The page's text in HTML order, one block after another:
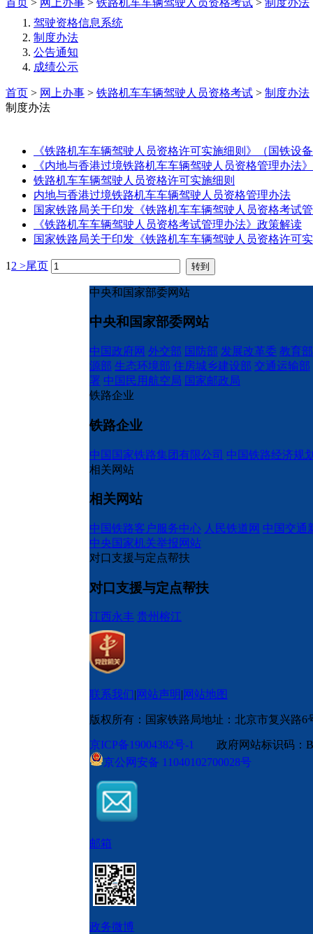
首页 > 网上办事 > 铁路机车车辆驾驶人员资格考试 > 制度办法
驾驶资格信息系统
制度办法
公告通知
成绩公示
首页 > 网上办事 > 铁路机车车辆驾驶人员资格考试 > 制度办法
制度办法
《铁路机车车辆驾驶人员资格许可实施细则》（国铁设
《内地与香港过境铁路机车车辆驾驶人员资格管理办法
铁路机车车辆驾驶人员资格许可实施细则
内地与香港过境铁路机车车辆驾驶人员资格管理办法
国家铁路局关于印发《铁路机车车辆驾驶人员资格考试
《铁路机车车辆驾驶人员资格考试管理办法》政策解读
国家铁路局关于印发《铁路机车车辆驾驶人员资格许可
1 2 >尾页
中央和国家部委网站
中央和国家部委网站
中国政府网 外交部 国防部 发展改革委 教育部
源部 生态环境部 住房城乡建设部 交通运输部
署 中国民用航空局 国家邮政局
铁路企业
铁路企业
中国国家铁路集团有限公司 中国铁路经济规
相关网站
相关网站
中国铁路客户服务中心 人民铁道网 中国交通
中央国家机关举报网站
对口支援与定点帮扶
对口支援与定点帮扶
江西永丰 贵州榕江
联系我们 网站声明 网站地图
版权所有：国家铁路局地址：北京市复兴路6
京ICP备19004382号-1 政府网站标识码
京公网安备 11040102700028号
邮箱
政务微博